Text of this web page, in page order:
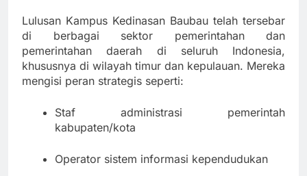
Lulusan Kampus Kedinasan Baubau telah tersebar
di berbagai sektor pemerintahan dan
pemerintahan daerah di seluruh Indonesia,
khususnya di wilayah timur dan kepulauan. Mereka
mengisi peran strategis seperti:
Staf administrasi pemerintah
kabupaten/kota
Operator sistem informasi kependudukan